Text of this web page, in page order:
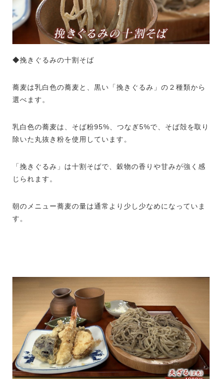
◆挽きぐるみの十割そば
蕎麦は乳白色の蕎麦と、黒い「挽きぐるみ」の２種類から
選べます。
乳白色の蕎麦は、そば粉95%、つなぎ5%で、そば殻を取り
除いた丸抜き粉を使用しています。
「挽きぐるみ」は十割そばで、穀物の香りや甘みが強く感
じられます。
朝のメニュー蕎麦の量は通常より少し少なめになっていま
す。